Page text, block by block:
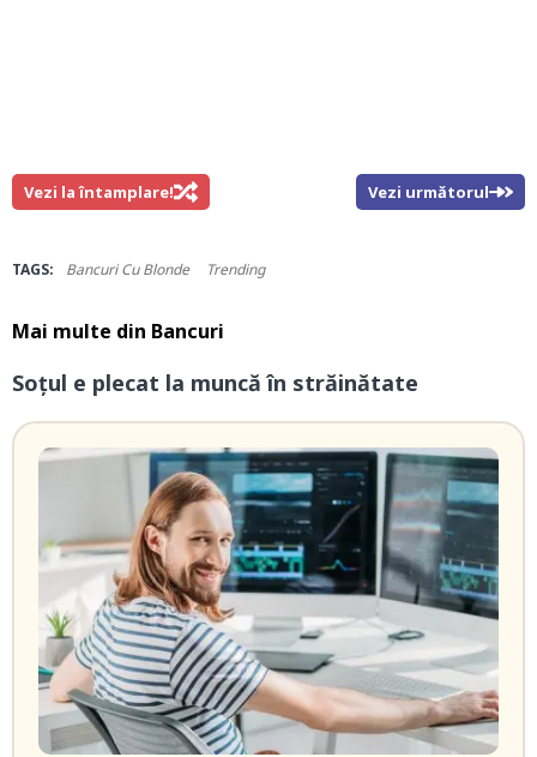
Vezi la întamplare! Vezi următorul
TAGS: Bancuri Cu Blonde Trending
Mai multe din Bancuri
Soțul e plecat la muncă în străinătate